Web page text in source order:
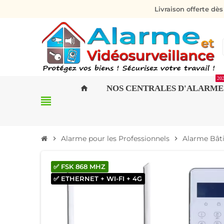
Livraison offerte
view_headline
home NOS CENTRALES D'ALARME
chevron_right Alarme pour les Professionnels chevron_right Alarme
✅ ETHERNET + WI-FI + 4G
✅ FSK 868 MHZ